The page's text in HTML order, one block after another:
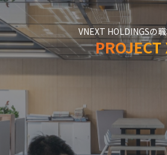
VNEXT HOLDINGSの
PROJECT